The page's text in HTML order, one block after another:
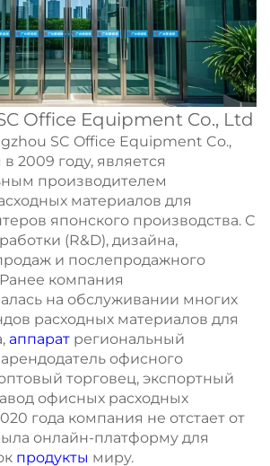
Office Equipment Co., Ltd
SC Office Equipment Co.,
2009 году, является
производителем
материалов для
японского производства. С
(R&D), дизайна,
и послепродажного
компания
на обслуживании многих
расходных материалов для
аппарат региональный
офисного
торговец, экспортный
офисных расходных
года компания не отстает от
онлайн-платформу для
продукты миру.